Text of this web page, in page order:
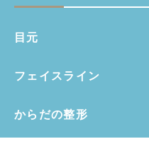
目元
フェイスライン
からだの整形